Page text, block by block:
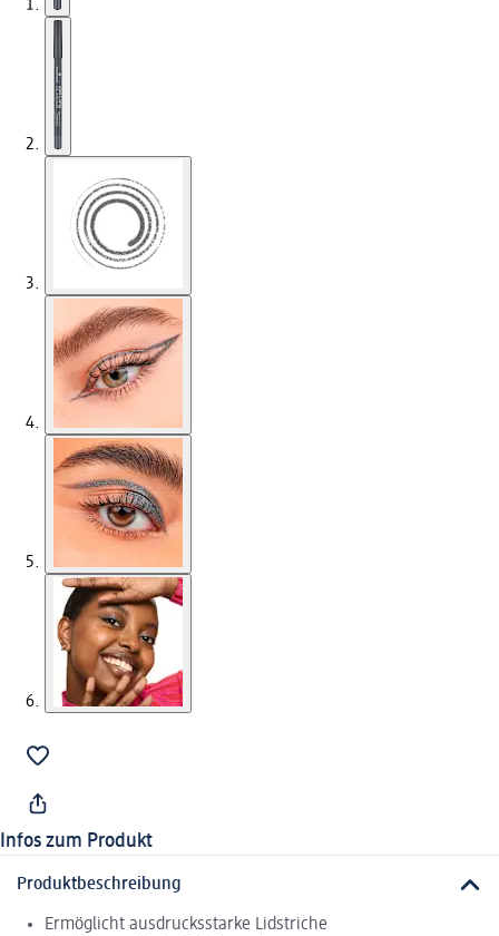
Infos zum Produkt
Produktbeschreibung
Ermöglicht ausdrucksstarke Lidstriche